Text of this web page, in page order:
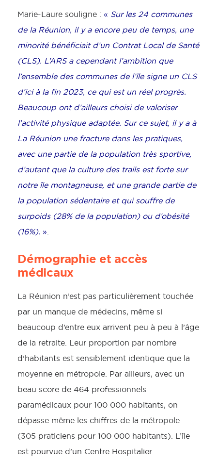
Marie-Laure souligne : « Sur les 24 communes
de la Réunion, il y a encore peu de temps, une
minorité bénéficiait d’un Contrat Local de Santé
(CLS). L’ARS a cependant l’ambition que
l’ensemble des communes de l’île signe un CLS
d’ici à la fin 2023, ce qui est un réel progrès.
Beaucoup ont d’ailleurs choisi de valoriser
l’activité physique adaptée. Sur ce sujet, il y a à
La Réunion une fracture dans les pratiques,
avec une partie de la population très sportive,
d’autant que la culture des trails est forte sur
notre île montagneuse, et une grande partie de
la population sédentaire et qui souffre de
surpoids (28% de la population) ou d’obésité
(16%). »
Démographie et accès
médicaux
La Réunion n’est pas particulièrement touchée
par un manque de médecins, même si
beaucoup d’entre eux arrivent peu à peu à l’âge
de la retraite. Leur proportion par nombre
d’habitants est sensiblement identique que la
moyenne en métropole. Par ailleurs, avec un
beau score de 464 professionnels
paramédicaux pour 100 000 habitants, on
dépasse même les chiffres de la métropole
(305 praticiens pour 100 000 habitants). L’île
est pourvue d’un Centre Hospitalier